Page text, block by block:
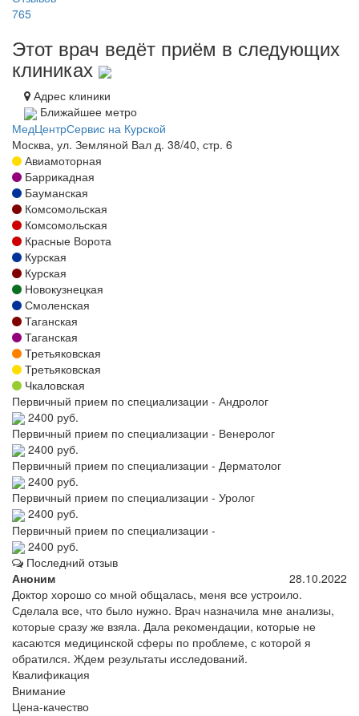
765
Этот врач ведёт приём в следующих
клиниках
Адрес клиники
Ближайшее метро
МедЦентрСервис на Курской
Москва, ул. Земляной Вал д. 38/40, стр. 6
Авиамоторная
Баррикадная
Бауманская
Комсомольская
Комсомольская
Красные Ворота
Курская
Курская
Новокузнецкая
Смоленская
Таганская
Таганская
Третьяковская
Третьяковская
Чкаловская
Первичный прием по специализации - Андролог
2400 руб.
Первичный прием по специализации - Венеролог
2400 руб.
Первичный прием по специализации - Дерматолог
2400 руб.
Первичный прием по специализации - Уролог
2400 руб.
Первичный прием по специализации -
2400 руб.
Последний отзыв
Аноним
28.10.2022
Доктор хорошо со мной общалась, меня все устроило.
Сделала все, что было нужно. Врач назначила мне анализы,
которые сразу же взяла. Дала рекомендации, которые не
касаются медицинской сферы по проблеме, с которой я
обратился. Ждем результаты исследований.
Квалификация
Внимание
Цена-качество